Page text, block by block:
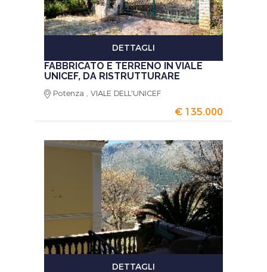
DETTAGLI
FABBRICATO E TERRENO IN VIALE
UNICEF, DA RISTRUTTURARE
Potenza , VIALE DELL'UNICEF
€ 135.000
DETTAGLI